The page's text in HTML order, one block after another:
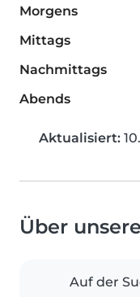
Morgens
Mittags
Nachmittags
Abends
Aktualisiert:
Über
Auf der